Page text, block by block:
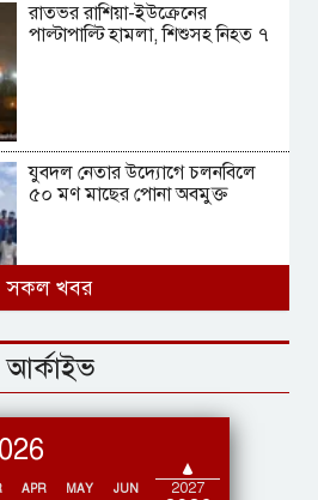
রাতভর রাশিয়া-ইউক্রেনের
পাল্টাপাল্টি হামলা, শিশুসহ নিহত ৭
যুবদল নেতার উদ্যোগে চলনবিলে
৫০ মণ মাছের পোনা অবমুক্ত
হলো আন্তর্জাতিক আদিবাসী দিবস
রাজশাহীতে পৃথক অভিযানে মাদক
সকল খবর
আর্কাইভ
2028
2027
APR MAY
JUN